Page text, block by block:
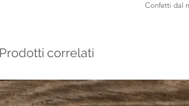
Confetti dal
Prodotti correlati